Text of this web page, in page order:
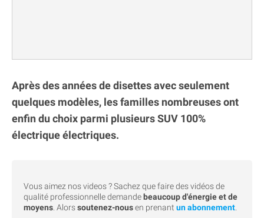
Après des années de disettes avec seulement
quelques modèles, les familles nombreuses ont
enfin du choix parmi plusieurs SUV 100%
électrique électriques.
Vous aimez nos videos ? Sachez que faire des vidéos de
qualité professionnelle demande beaucoup d'énergie et de
moyens . Alorssoutenez-nousen prenant un abonnement